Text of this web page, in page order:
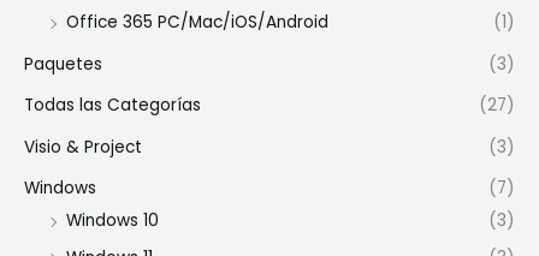
Office 365 PC/Mac/iOS/Android
(1)
Paquetes
(3)
Todas las Categorías
(27)
Visio & Project
(3)
Windows
(7)
Windows 10
(3)